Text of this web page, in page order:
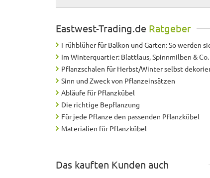
Eastwest-Trading.de Ratgeber
Frühblüher für Balkon und Garten: So werden
Im Winterquartier: Blattlaus, Spinnmilben &
Pflanzschalen für Herbst/Winter selbst
Sinn und Zweck von Pflanzeinsätzen
Abläufe für Pflanzkübel
Die richtige Bepflanzung
Für jede Pflanze den passenden Pflanzkübel
Materialien für Pflanzkübel
Das kauften Kunden auch